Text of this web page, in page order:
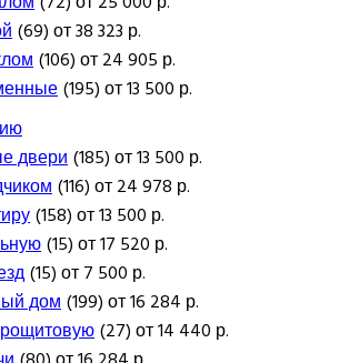
(69) от 38 323 р.
(106) от 24 905 р.
(195) от 13 500 р.
двери(185) от 13 500 р.
(116) от 24 978 р.
(158) от 13 500 р.
(15) от 17 520 р.
(15) от 7 500 р.
дом(199) от 16 284 р.
(27) от 14 440 р.